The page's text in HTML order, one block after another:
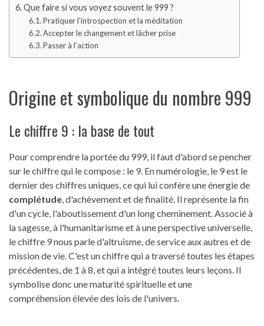
Que faire si vous voyez souvent le 999 ?
Pratiquer l’introspection et la méditation
Accepter le changement et lâcher prise
Passer à l’action
Origine et symbolique du nombre 999
Le chiffre 9 : la base de tout
Pour comprendre la portée du 999, il faut d'abord se pencher
sur le chiffre qui le compose : le 9. En numérologie, le 9 est le
dernier des chiffres uniques, ce qui lui confère une énergie de
complétude, d'achèvement et de finalité. Il représente la fin
d'un cycle, l'aboutissement d'un long cheminement. Associé à
la sagesse, à l'humanitarisme et à une perspective universelle,
le chiffre 9 nous parle d'altruisme, de service aux autres et de
mission de vie. C'est un chiffre qui a traversé toutes les étapes
précédentes, de 1 à 8, et qui a intégré toutes leurs leçons. Il
symbolise donc une maturité spirituelle et une
compréhension élevée des lois de l'univers.